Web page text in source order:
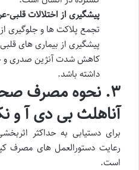
پیشگیری از اختلالات قلبی-
تجمع پلاکت ها و جلوگیری
پیشگیری از بیماری های
کاهش شدت آنژین صدری و
داشته باشد.
۳. نحوه مصرف
آناهلث بی دی آ و
برای دستیابی به حداکثر
رعایت دستورالعمل های مصرف
است.